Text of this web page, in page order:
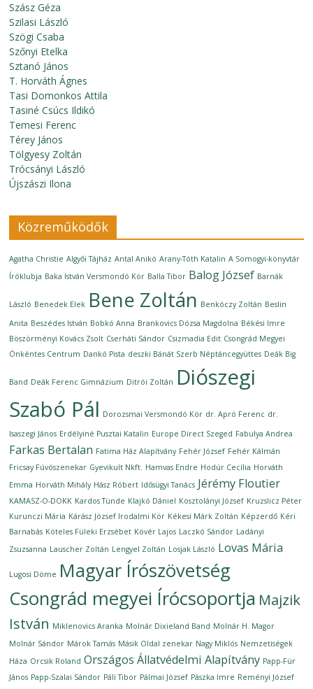
Szász Géza
Szilasi László
Szögi Csaba
Szőnyi Etelka
Sztanó János
T. Horváth Ágnes
Tasi Domonkos Attila
Tasiné Csúcs Ildikó
Temesi Ferenc
Térey János
Tölgyesy Zoltán
Trócsányi László
Újszászi Ilona
Közreműködők
Agatha Christie Algyői Tájház Antal Anikó Arany-Tóth Katalin A Somogyi-könyvtár
Íróklubja Baka István Versmondó Kör Balla Tibor Balog József Barnák
László Benedek Elek Bene Zoltán Benkóczy Zoltán Beslin
Anita Beszédes István Bobkó Anna Brankovics Dózsa Magdolna Békési Imre
Böszörményi Kovács Zsolt Cserháti Sándor Csizmadia Edit Csongrád Megyei
Önkéntes Centrum Dankó Pista deszki Bánát Szerb Néptáncegyüttes Deák Big
Band Deák Ferenc Gimnázium Ditrói Zoltán Diószegi
Szabó Pál Dorozsmai Versmondó Kör dr. Apró Ferenc dr.
Isaszegi János Erdélyiné Pusztai Katalin Europe Direct Szeged Fabulya Andrea
Farkas Bertalan Fatima Ház Alapítvány Fehér József Fehér Kálmán
Fricsay Fúvószenekar Gyevikult Nkft. Hamvas Endre Hodúr Cecília Horváth
Emma Horváth Mihály Hász Róbert Idősügyi Tanács Jérémy Floutier
KAMASZ-O-DOKK Kardos Tünde Klajkó Dániel Kosztolányi József Kruzslicz Péter
Kurunczi Mária Kárász József Irodalmi Kör Kékesi Márk Zoltán Képzerdő Kéri
Barnabás Köteles Füleki Erzsébet Kövér Lajos Laczkó Sándor Ladányi
Zsuzsanna Lauscher Zoltán Lengyel Zoltán Losjak László Lovas Mária
Lugosi Döme Magyar Írószövetség
Csongrád megyei Írócsoportja Majzik
István Miklenovics Aranka Molnár Dixieland Band Molnár H. Magor
Molnár Sándor Márok Tamás Másik Oldal zenekar Nagy Miklós Nemzetiségek
Háza Orcsik Roland Országos Állatvédelmi Alapítvány Papp-Für
János Papp-Szalai Sándor Páli Tibor Pálmai József Pászka Imre Reményi József